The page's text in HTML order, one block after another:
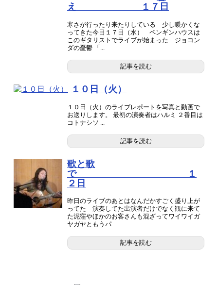
え １７日
寒さが行ったり来たりしている 少し暖かくな
ってきた今日１７日（水） ペンギンハウスは
このギタリストでライブが始まった ジョコン
ダの憂鬱 「...
記事を読む
１０日（火）
１０日（火）のライブレポートを写真と動画で
お送りします。 最初の演奏者はハルミ ２番目は
コトナシソ ...
記事を読む
歌と歌
で １
２日
昨日のライブのあとはなんだかすごく盛り上が
ってた 演奏してた出演者だけでなく観に来て
た泥窪やほかのお客さんも混ざってワイワイガ
ヤガヤともうパ...
記事を読む